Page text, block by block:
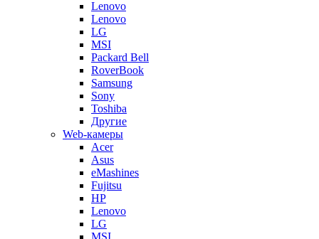
Lenovo
Lenovo
LG
MSI
Packard Bell
RoverBook
Samsung
Sony
Toshiba
Другие
Web-камеры
Acer
Asus
eMashines
Fujitsu
HP
Lenovo
LG
MSI